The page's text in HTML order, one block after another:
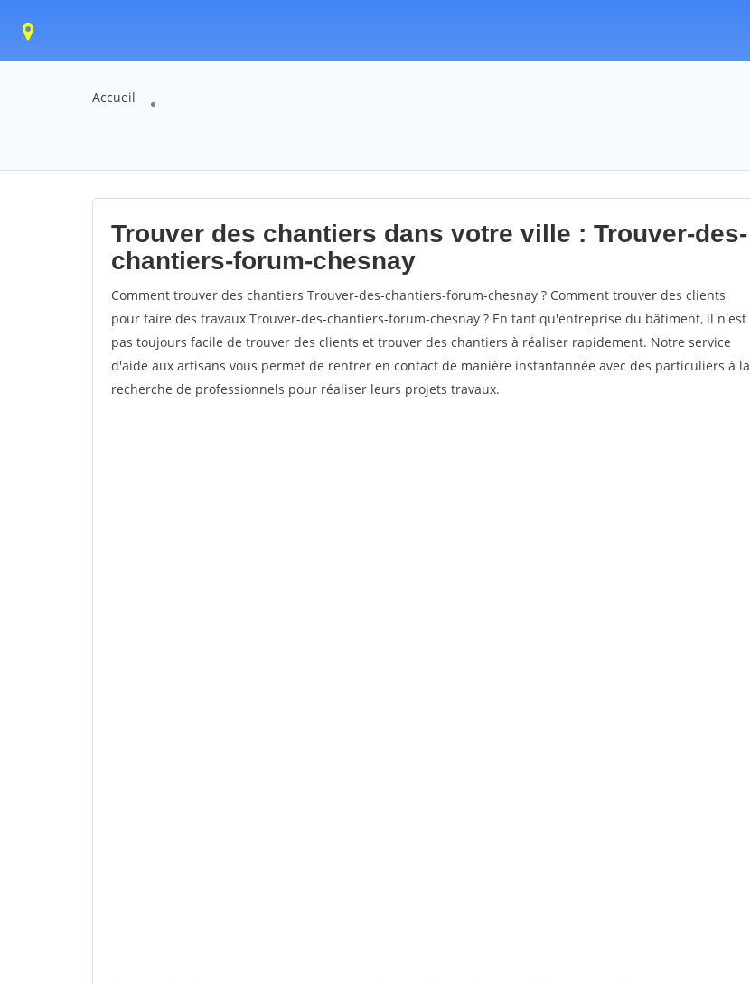
Accueil
Trouver des chantiers dans votre ville : Trouver-des-
chantiers-forum-chesnay
Comment trouver des chantiers Trouver-des-chantiers-forum-chesnay ? Comment trouver des clients
pour faire des travaux Trouver-des-chantiers-forum-chesnay ? En tant qu'entreprise du bâtiment, il n'est
pas toujours facile de trouver des clients et trouver des chantiers à réaliser rapidement. Notre service
d'aide aux artisans vous permet de rentrer en contact de manière instantannée avec des particuliers à la
recherche de professionnels pour réaliser leurs projets travaux.